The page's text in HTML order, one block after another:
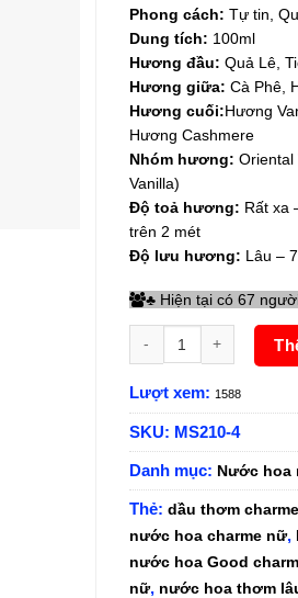
Phong cách: Tự tin,
Dung tích: 100ml
Hương đầu: Quả Lê,
Hương giữa: Cà Phê,
Hương cuối:Hương
Hương Cashmere
Nhóm hương:
Vanilla)
Độ toả hương: Rất xa
trên 2 mét
Độ lưu hương: Lâu –
♣ Hiện tại có 67
Nước hoa nữ Charme
Lượt xem: 1588
SKU: MS210-4
Danh mục: Nước hoa
Thẻ:dầu thơm charme
nước hoa charme nữ,
nước hoa Good
nữ, nước hoa thơm